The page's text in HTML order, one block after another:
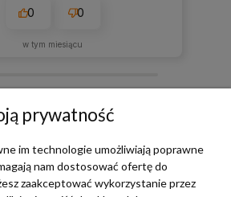
0 0
w tym miesiącu
TERRADECO
prywatność
im technologie umożliwiają poprawne
nam dostosować ofertę do
zaakceptować wykorzystanie przez